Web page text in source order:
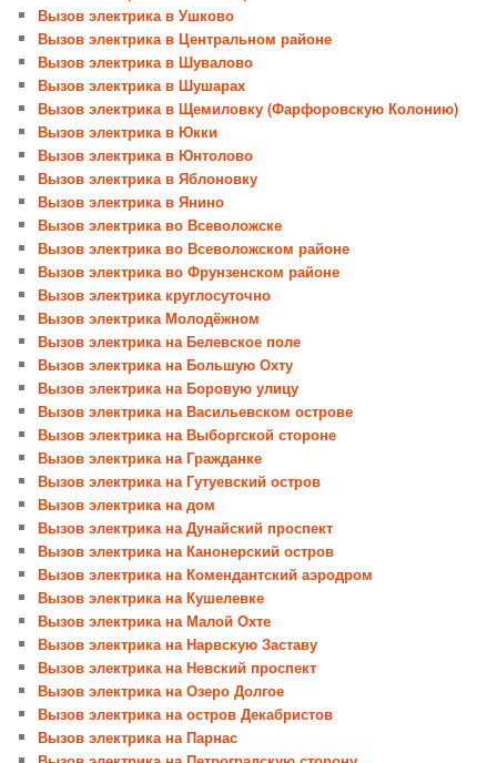
Вызов электрика в Ушково
Вызов электрика в Центральном районе
Вызов электрика в Шувалово
Вызов электрика в Шушарах
Вызов электрика в Щемиловку (Фарфоровскую Колонию)
Вызов электрика в Юкки
Вызов электрика в Юнтолово
Вызов электрика в Яблоновку
Вызов электрика в Янино
Вызов электрика во Всеволожске
Вызов электрика во Всеволожском районе
Вызов электрика во Фрунзенском районе
Вызов электрика круглосуточно
Вызов электрика Молодёжном
Вызов электрика на Белевское поле
Вызов электрика на Большую Охту
Вызов электрика на Боровую улицу
Вызов электрика на Васильевском острове
Вызов электрика на Выборгской стороне
Вызов электрика на Гражданке
Вызов электрика на Гутуевский остров
Вызов электрика на дом
Вызов электрика на Дунайский проспект
Вызов электрика на Канонерский остров
Вызов электрика на Комендантский аэродром
Вызов электрика на Кушелевке
Вызов электрика на Малой Охте
Вызов электрика на Нарвскую Заставу
Вызов электрика на Невский проспект
Вызов электрика на Озеро Долгое
Вызов электрика на остров Декабристов
Вызов электрика на Парнас